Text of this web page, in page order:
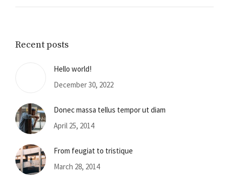
Recent posts
Hello world!
December 30, 2022
Donec massa tellus tempor ut diam
April 25, 2014
From feugiat to tristique
March 28, 2014